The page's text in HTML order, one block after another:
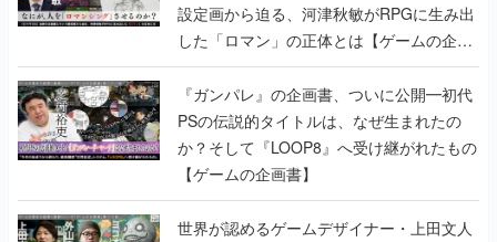
設定画から迫る、河津秋敏がRPGに生み出
した「ロマン」の正体とは【ゲームの企画
書】
『ガンパレ』の企画書、ついに公開━初代
PSの伝説的タイトルは、なぜ生まれたの
か？そして『LOOP8』へ受け継がれたもの
【ゲームの企画書】
世界が認めるゲームデザイナー・上田文人